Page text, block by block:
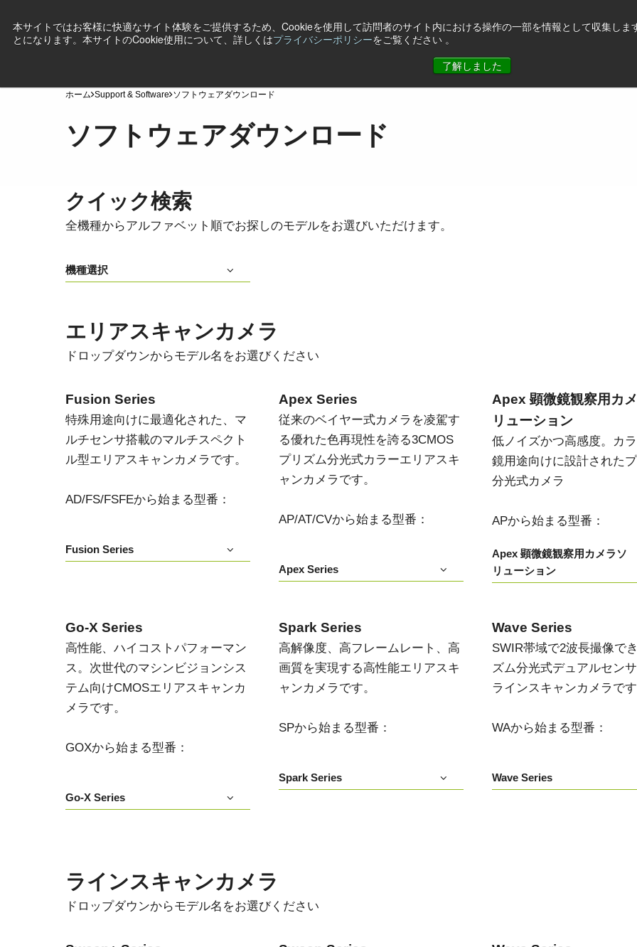
本サイトではお客様に快適なサイト体験をご提供するため、Cookieを使用して訪問者のサイト内における操作の一部を情報として収集し
とになります。本サイトのCookie使用について、詳しくはプライバシーポリシーをご覧ください 。
了解しました
ホーム Support & Software ソフトウェアダウンロード
ソフトウェアダウンロード
クイック検索
全機種からアルファベット順でお探しのモデルをお選びいただけます。
機種選択
エリアスキャンカメラ
ドロップダウンからモデル名をお選びください
Fusion Series
特殊用途向けに最適化された、マ
ルチセンサ搭載のマルチスペクト
ル型エリアスキャンカメラです。
AD/FS/FSFEから始まる型番：
Fusion Series
Apex Series
従来のベイヤー式カメラを凌駕す
る優れた色再現性を誇る3CMOS
プリズム分光式カラーエリアスキ
ャンカメラです。
AP/AT/CVから始まる型番：
Apex Series
Apex 顕微鏡観察用カ
リューション
低ノイズかつ高感度。カ
鏡用途向けに設計された
分光式カメラ
APから始まる型番：
Apex 顕微鏡観察用カメラソ
リューション
Go-X Series
高性能、ハイコストパフォーマン
ス。次世代のマシンビジョンシス
テム向けCMOSエリアスキャンカ
メラです。
GOXから始まる型番：
Go-X Series
Spark Series
高解像度、高フレームレート、高
画質を実現する高性能エリアスキ
ャンカメラです。
SPから始まる型番：
Spark Series
Wave Series
SWIR帯域で2波長撮像で
ズム分光式デュアルセン
ラインスキャンカメラです
WAから始まる型番：
Wave Series
ラインスキャンカメラ
ドロップダウンからモデル名をお選びください